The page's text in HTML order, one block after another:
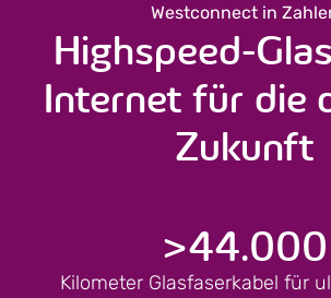
Westconnect in
Highspeed-
Internet für die
Zukunft
>44.000
Kilometer Glasfaserkabel für